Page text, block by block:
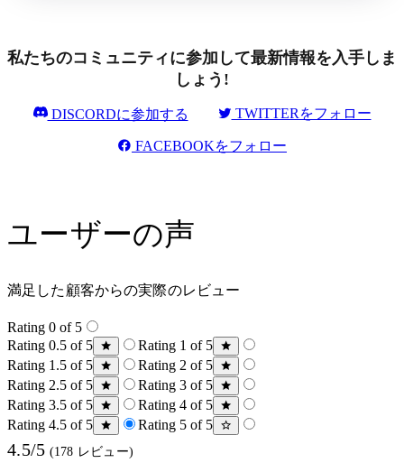
私たちのコミュニティに参加して最新情報を入手しま
しょう!
DISCORDに参加する TWITTERをフォロー
FACEBOOKをフォロー
ユーザーの声
満足した顧客からの実際のレビュー
Rating 0 of 5
Rating 0.5 of 5
Rating 1 of 5
Rating 1.5 of 5
Rating 2 of 5
Rating 2.5 of 5
Rating 3 of 5
Rating 3.5 of 5
Rating 4 of 5
Rating 4.5 of 5
Rating 5 of 5
4.5/5 (178 レビュー)